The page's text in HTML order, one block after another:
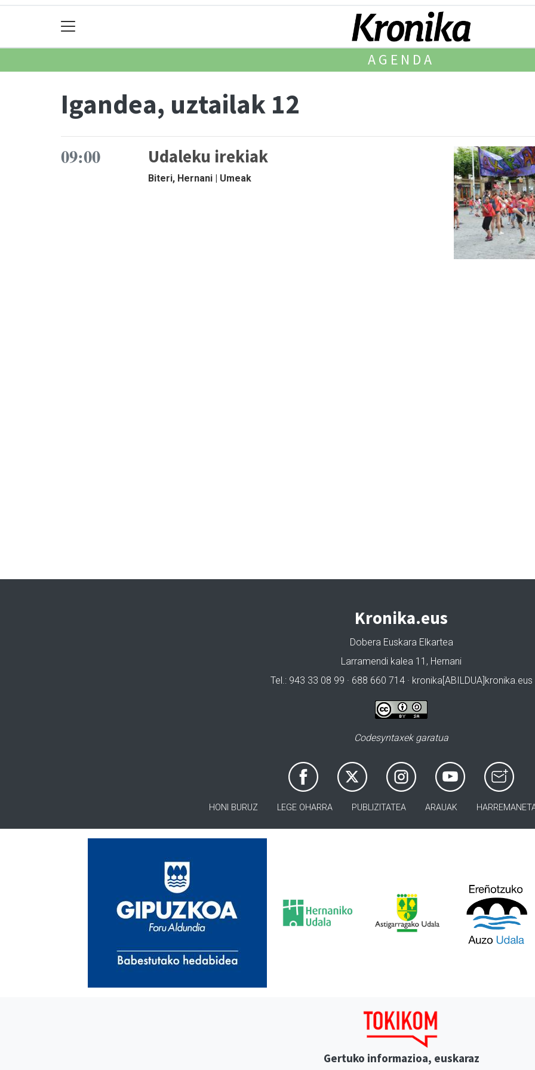
AGENDA
Igandea, uztailak 12
09:00 Udaleku irekiak
Biteri, Hernani | Umeak
Kronika.eus
Dobera Euskara Elkartea
Larramendi kalea 11, Hernani
Tel.: 943 33 08 99 · 688 660 714 · kronika[ABILDUA]kronika.eus
Codesyntaxek garatua
HONI BURUZ LEGE OHARRA PUBLIZITATEA ARAUAK
Gertuko informazioa, euskaraz